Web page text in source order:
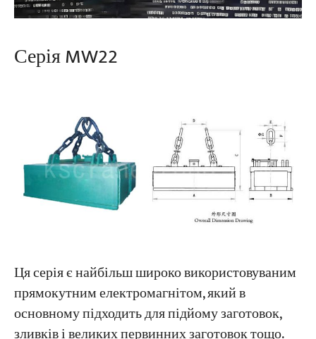
Проекти
Зв'яжіться з нами
Серія MW22
Ця серія є найбільш широко використовуваним
прямокутним електромагнітом, який в
основному підходить для підйому заготовок,